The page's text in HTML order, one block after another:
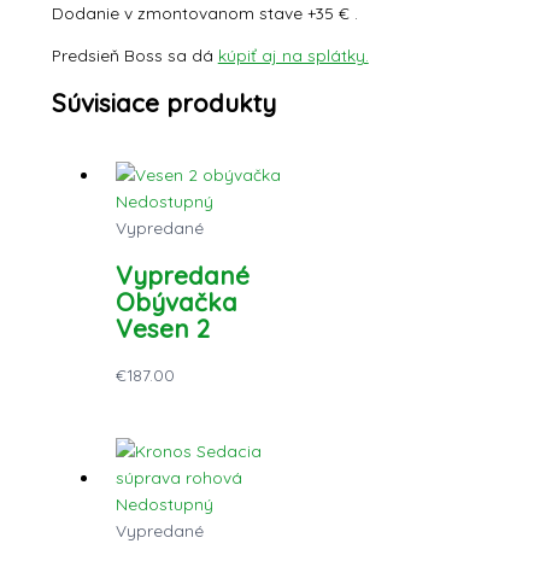
Dodanie v zmontovanom stave +35 € .
Predsieň Boss sa dá kúpiť aj na splátky.
Súvisiace produkty
Nedostupný
Vypredané
Vypredané
Obývačka
Vesen 2
€187.00
Nedostupný
Vypredané